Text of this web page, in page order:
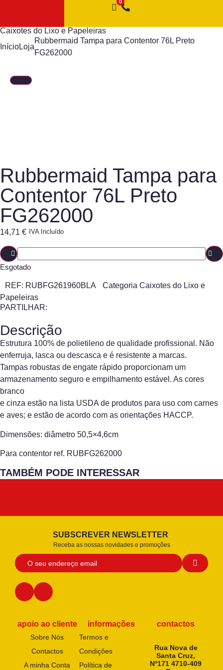
Caixotes do Lixo e Papeleiras
InícioLoja
Rubbermaid Tampa para Contentor 76L Preto
FG262000
Rubbermaid Tampa para
Contentor 76L Preto
FG262000
14,71 € IVA Incluído
Esgotado
REF: RUBFG261960BLA Categoria Caixotes do Lixo e
Papeleiras
PARTILHAR:
Descrição
Estrutura 100% de polietileno de qualidade profissional. Não
enferruja, lasca ou descasca e é resistente a marcas.
Tampas robustas de engate rápido proporcionam um
armazenamento seguro e empilhamento estável. As cores
branco
e cinza estão na lista USDA de produtos para uso com carnes
e aves; e estão de acordo com as orientações HACCP.
Dimensões: diâmetro 50,5×4,6cm
Para contentor ref. RUBFG262000
TAMBÉM PODE INTERESSAR
SUBSCREVER NEWSLETTER
Receba as nossas novidades e promoções
apoio ao cliente
Sobre Nós
Contactos
A minha Conta
informações
Termos e
Condições
Política de
contactos
Rua Nova de
Santa Cruz,
Nº171 4710-409